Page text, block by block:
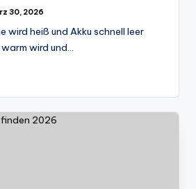
30, 2026
wird heiß und Akku schnell leer
wird und…